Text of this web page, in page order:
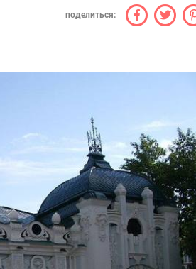
поделиться: